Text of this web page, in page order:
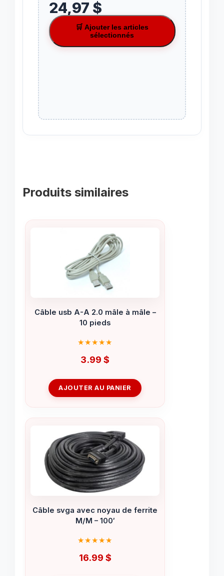
24,97 $
🛒 Ajouter les articles
sélectionnés
Produits similaires
Câble usb A-A 2.0 mâle à mâle –
10 pieds
3.99 $
AJOUTER AU PANIER
Câble svga avec noyau de ferrite
M/M – 100′
16.99 $